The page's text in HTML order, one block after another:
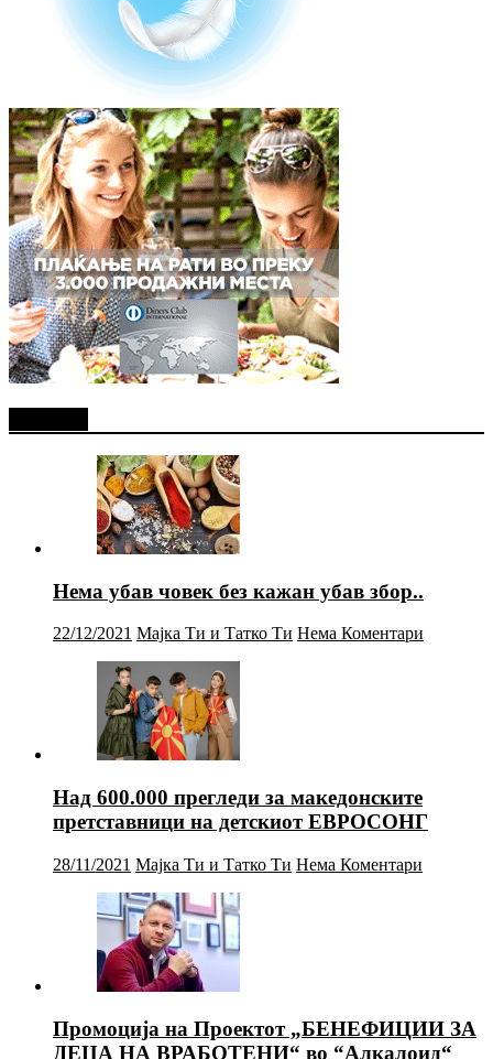
Нема убав човек без кажан убав збор..
22/12/2021 Мајка Ти и Татко Ти Нема Коментари
Над 600.000 прегледи за македонските
претставници на детскиот ЕВРОСОНГ
28/11/2021 Мајка Ти и Татко Ти Нема Коментари
Промоција на Проектот „БЕНЕФИЦИИ ЗА
ДЕЦА НА ВРАБОТЕНИ“ во “Алкалоид“